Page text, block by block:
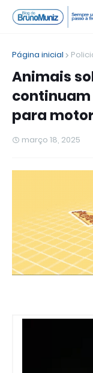
Página inicial
Animais
para
março 18, 2025